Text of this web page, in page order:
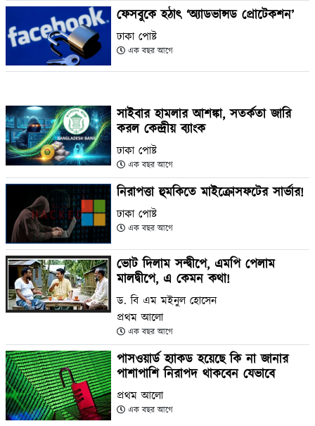
ফেসবুকে হঠাৎ ‘অ্যাডভান্সড প্রোটেকশন’
ঢাকা পোষ্ট
এক বছর আগে
সাইবার হামলার আশঙ্কা, সতর্কতা জারি
করল কেন্দ্রীয় ব্যাংক
ঢাকা পোষ্ট
এক বছর আগে
নিরাপত্তা হুমকিতে মাইক্রোসফটের সার্ভার!
ঢাকা পোষ্ট
এক বছর আগে
ভোট দিলাম সন্দ্বীপে, এমপি পেলাম
মালদ্বীপে, এ কেমন কথা!
ড. বি এম মইনুল হোসেন
প্রথম আলো
এক বছর আগে
পাসওয়ার্ড হ্যাকড হয়েছে কি না জানার
পাশাপাশি নিরাপদ থাকবেন যেভাবে
প্রথম আলো
এক বছর আগে